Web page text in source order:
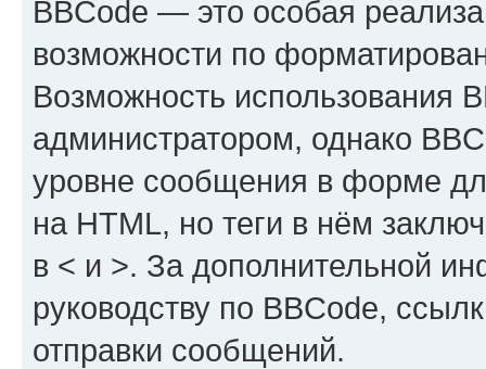
BBCode — это особая
возможности по
Возможность использования
администратором, однако
уровне сообщения в форме
на HTML, но теги в нём
в < и >. За дополнительной
руководству по BBCode,
отправки сообщений.